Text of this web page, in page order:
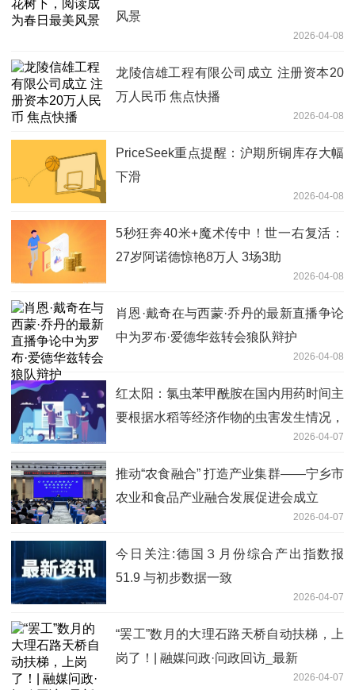
风景
2026-04-08
龙陵信雄工程有限公司成立 注册资本20
万人民币 焦点快播
2026-04-08
PriceSeek重点提醒：沪期所铜库存大幅
下滑
2026-04-08
5秒狂奔40米+魔术传中！世一右复活：
27岁阿诺德惊艳8万人 3场3助
2026-04-08
肖恩·戴奇在与西蒙·乔丹的最新直播争论
中为罗布·爱德华兹转会狼队辩护
2026-04-08
红太阳：氯虫苯甲酰胺在国内用药时间主
要根据水稻等经济作物的虫害发生情况，
主要出货旺季在每年6月份之前_独家焦
点
2026-04-07
推动“农食融合” 打造产业集群——宁乡市
农业和食品产业融合发展促进会成立
2026-04-07
今日关注:德国３月份综合产出指数报
51.9 与初步数据一致
2026-04-07
“罢工”数月的大理石路天桥自动扶梯，上
岗了！| 融媒问政·问政回访_最新
2026-04-07